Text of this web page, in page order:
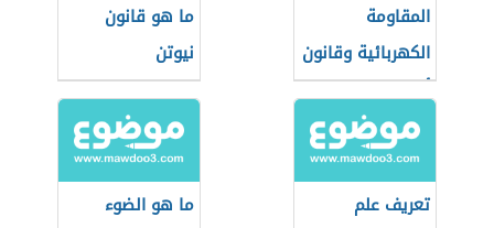
المقاومة
الكهربائية وقانون
أوم
ما هو قانون
نيوتن
تعريف علم
ما هو الضوء